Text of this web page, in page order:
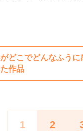
がどこでどんなふう
作品
1 2